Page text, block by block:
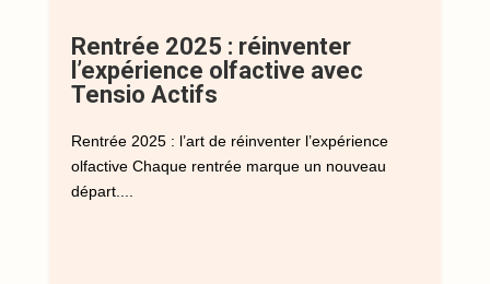
Rentrée 2025 : réinventer
l’expérience olfactive avec
Tensio Actifs
Rentrée 2025 : l’art de réinventer l’expérience
olfactive Chaque rentrée marque un nouveau
départ....